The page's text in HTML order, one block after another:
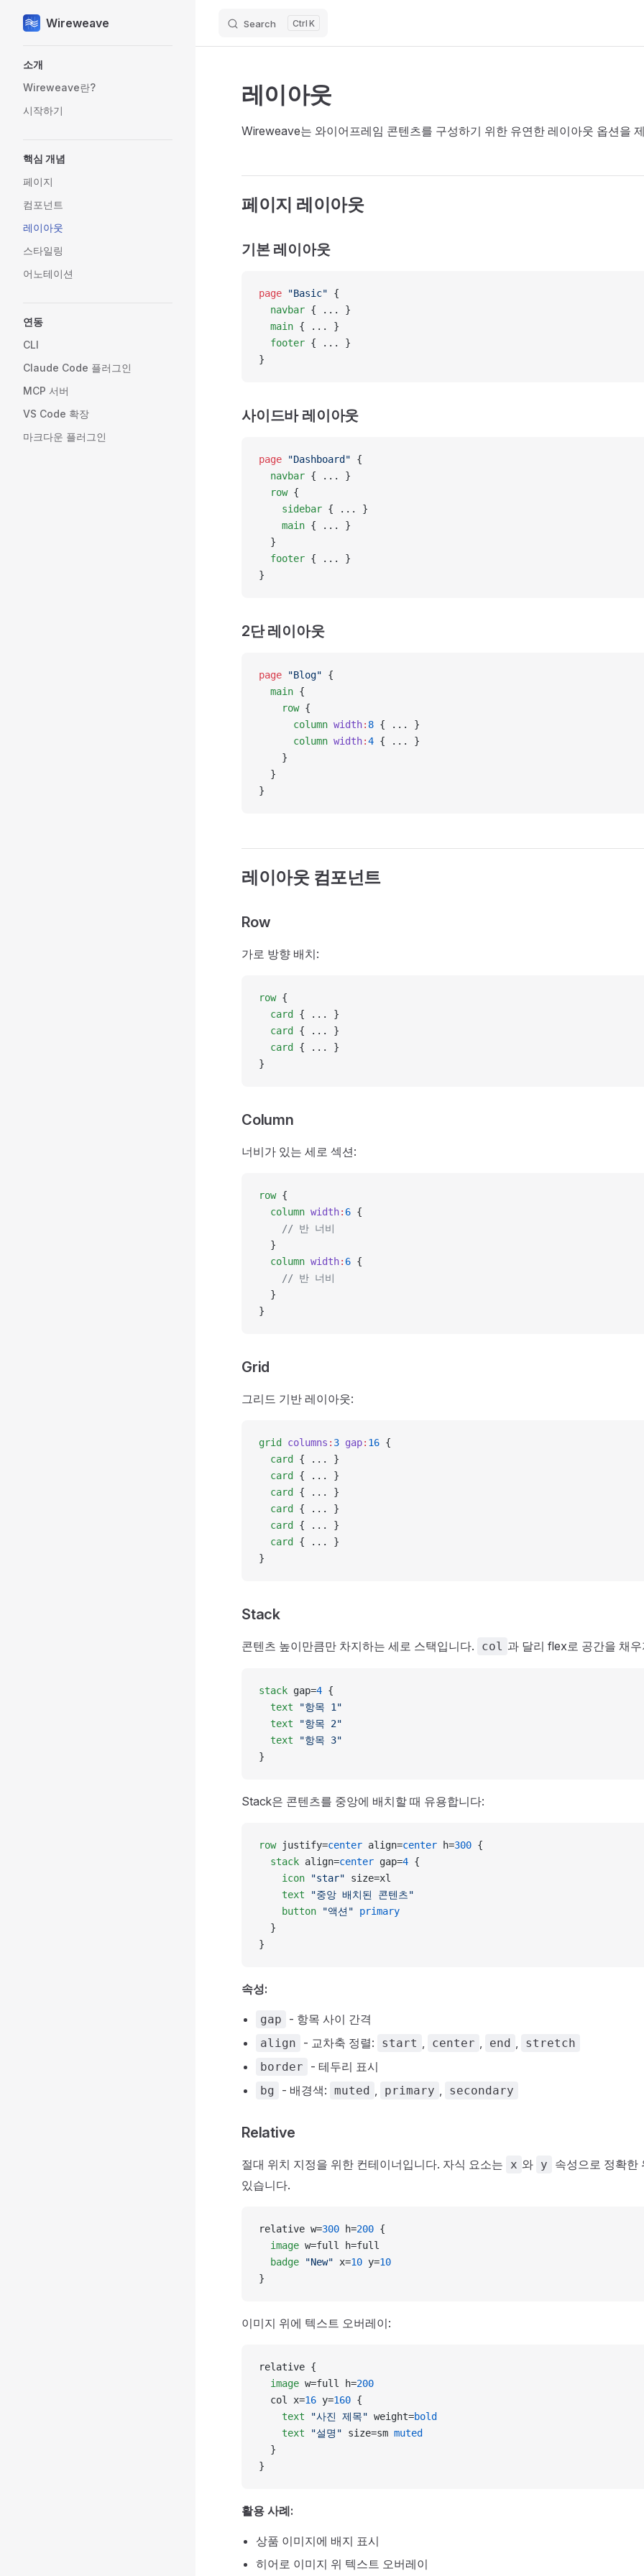
Skip to content
Wireweave Search K
소개
Wireweave란?
시작하기
핵심 개념
페이지
컴포넌트
레이아웃
스타일링
어노테이션
연동
CLI
Claude Code 플러그인
MCP 서버
VS Code 확장
마크다운 플러그인
레이아웃
Wireweave는 와이어프레임 콘텐츠를 구성하기 위한 유연한 레이아웃 옵션을
페이지 레이아웃
기본 레이아웃
page "Basic" {
  navbar
{ ... }
  main
{ ... }
  footer
{ ... }
}
사이드바 레이아웃
page "Dashboard" {
  navbar
{ ... }
  row
{
    sidebar
{ ... }
    main
{ ... }
  }
  footer
{ ... }
}
2단 레이아웃
page "Blog" {
  main
{
    row
{
      column
width: 8 { ... }
      column
width:4 { ... }
    }
  }
}
레이아웃 컴포넌트
Row
가로 방향 배치:
row {
  card
{ ... }
  card
{ ... }
  card
{ ... }
}
Column
너비가 있는 세로 섹션:
row {
  column
width: 6 {
    // 반 너비
  }
  column
width: 6 {
    // 반 너비
  }
}
Grid
그리드 기반 레이아웃:
grid columns : 3 gap: 16 {
  card
{ ... }
  card
{ ... }
  card
{ ... }
  card
{ ... }
  card
{ ... }
  card
{ ... }
}
Stack
콘텐츠 높이만큼만 차지하는 세로 스택입니다. col 과 달리 flex로 공간을 채
stack gap=4 {
  text
"항목 1"
  text
"항목 2"
  text
"항목 3"
}
Stack은 콘텐츠를 중앙에 배치할 때 유용합니다:
row justify=center align=center h=300 {
  stack
align=center gap=4 {
    icon
"star" size=xl
    text
"중앙 배치된 콘텐츠"
    button
"액션" primary
  }
}
속성:
gap - 항목 사이 간격
align - 교차축 정렬: start , center , end ,
stretch
border
- 테두리 표시
bg - 배경색: muted , primary , secondary
Relative
절대 위치 지정을 위한 컨테이너입니다. 자식 요소는 x 와 y
속성으로 정확한
있습니다.
relative w=300 h=200 {
  image
w=full h=full
  badge
"New" x=10 y=10
}
이미지 위에 텍스트 오버레이:
relative {
  image
w=full h=200
  col x=
16 y=160 {
    text
"사진 제목" weight=bold
    text
"설명" size=sm muted
  }
}
활용 사례:
상품 이미지에 배지 표시
히어로 이미지 위 텍스트 오버레이